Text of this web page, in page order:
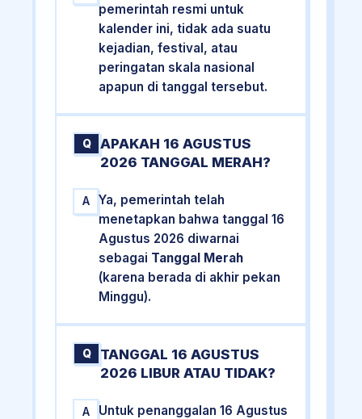
pemerintah resmi untuk
kalender ini, tidak ada suatu
kejadian, festival, atau
peringatan skala nasional
apapun di tanggal tersebut.
Q
APAKAH 16 AGUSTUS
2026 TANGGAL MERAH?
A
Ya, pemerintah telah
menetapkan bahwa tanggal 16
Agustus 2026 diwarnai
sebagai Tanggal Merah
(karena berada di akhir pekan
Minggu).
Q
TANGGAL 16 AGUSTUS
2026 LIBUR ATAU TIDAK?
A
Untuk penanggalan 16 Agustus